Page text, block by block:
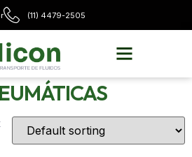
(11) 4479-2505